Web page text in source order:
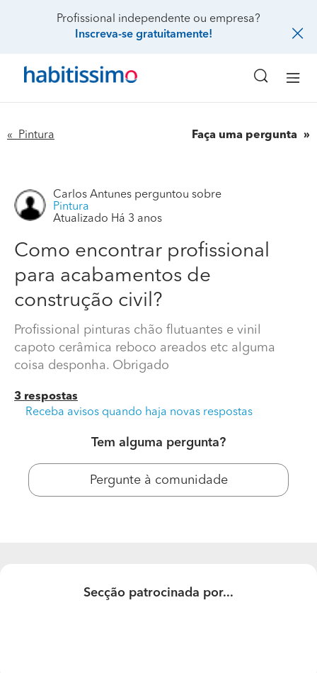
Profissional independente ou empresa?
Inscreva-se gratuitamente!
« Pintura Faça uma pergunta
Como encontrar profissional para acabamentos de
Profissional pinturas chão flutuantes e vinil capoto
cerâmica reboco areados etc alguma coisa desponha.
Carlos Antunes perguntou sobre
Pintura
Atualizado Há 3 anos
Como encontrar profissional
para acabamentos de
construção civil?
Profissional pinturas chão flutuantes e vinil
capoto cerâmica reboco areados etc alguma
coisa desponha. Obrigado
3 respostas
Receba avisos quando haja novas respostas
Tem alguma pergunta?
Pergunte à comunidade
Secção patrocinada por...